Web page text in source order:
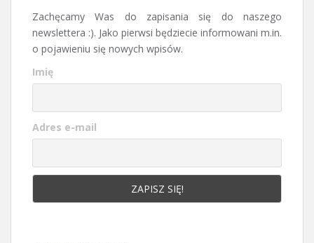
Zachęcamy Was do zapisania się do naszego
newslettera :). Jako pierwsi będziecie informowani m.in.
o pojawieniu się nowych wpisów.
Imię
Adres e-mail